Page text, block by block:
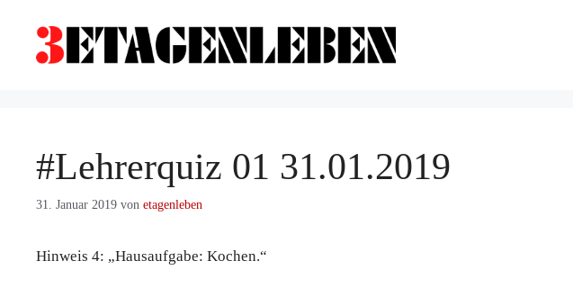
springen
#Lehrerquiz 01 31.01.2019
31. Januar 2019 von etagenleben
Hinweis 4: „Hausaufgabe: Kochen.“